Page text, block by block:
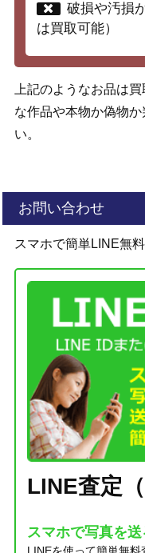
破損や汚損
は買取可能）
上記のようなお品は
な作品や本物か偽物
い。
お問い合わせ
スマホで簡単LINE無
LINE査定（
スマホで写真を